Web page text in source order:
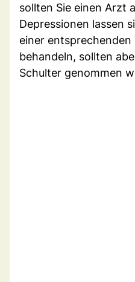
sollten Sie einen Arzt
Depressionen lassen
einer entsprechenden
behandeln, sollten
Schulter genommen